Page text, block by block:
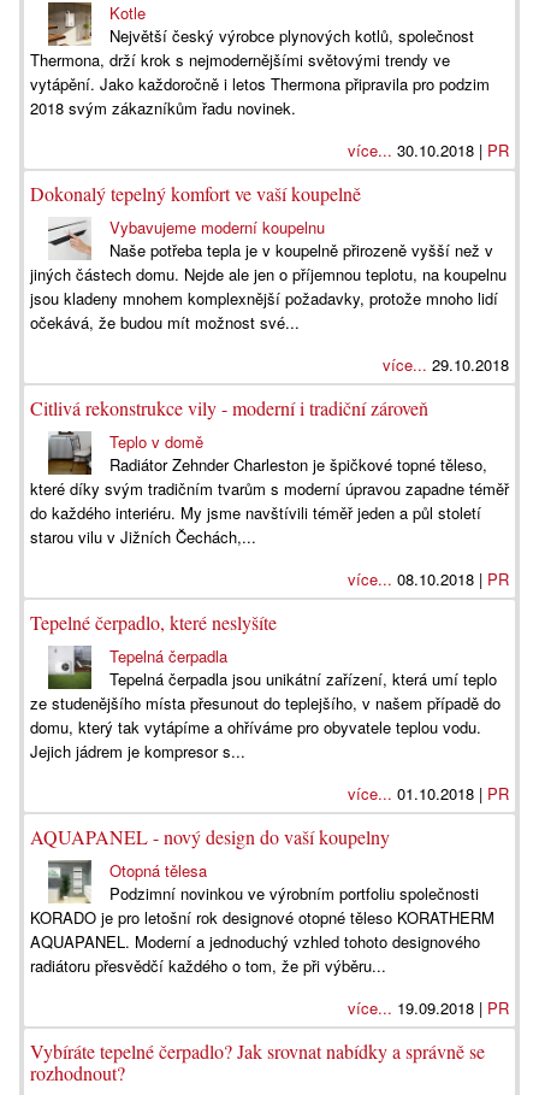
Kotle
Největší český výrobce plynových kotlů, společnost
Thermona, drží krok s nejmodernějšími světovými trendy ve
vytápění. Jako každoročně i letos Thermona připravila pro podzim
2018 svým zákazníkům řadu novinek.
více... 30.10.2018 | PR
Dokonalý tepelný komfort ve vaší koupelně
Vybavujeme moderní koupelnu
Naše potřeba tepla je v koupelně přirozeně vyšší než v
jiných částech domu. Nejde ale jen o příjemnou teplotu, na koupelnu
jsou kladeny mnohem komplexnější požadavky, protože mnoho lidí
očekává, že budou mít možnost své...
více... 29.10.2018
Citlivá rekonstrukce vily - moderní i tradiční zároveň
Teplo v domě
Radiátor Zehnder Charleston je špičkové topné těleso,
které díky svým tradičním tvarům s moderní úpravou zapadne téměř
do každého interiéru. My jsme navštívili téměř jeden a půl století
starou vilu v Jižních Čechách,...
více... 08.10.2018 | PR
Tepelné čerpadlo, které neslyšíte
Tepelná čerpadla
Tepelná čerpadla jsou unikátní zařízení, která umí teplo
ze studenějšího místa přesunout do teplejšího, v našem případě do
domu, který tak vytápíme a ohříváme pro obyvatele teplou vodu.
Jejich jádrem je kompresor s...
více... 01.10.2018 | PR
AQUAPANEL - nový design do vaší koupelny
Otopná tělesa
Podzimní novinkou ve výrobním portfoliu společnosti
KORADO je pro letošní rok designové otopné těleso KORATHERM
AQUAPANEL. Moderní a jednoduchý vzhled tohoto designového
radiátoru přesvědčí každého o tom, že při výběru...
více... 19.09.2018 | PR
Vybíráte tepelné čerpadlo? Jak srovnat nabídky a správně se
rozhodnout?